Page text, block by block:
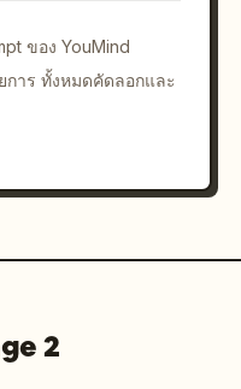
ของ YouMind
าร ทั้งหมดคัดลอกและ
2